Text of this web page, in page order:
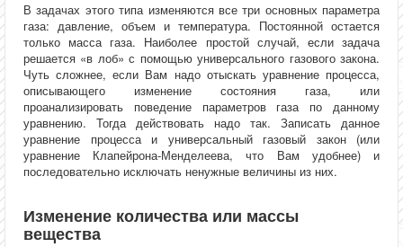
В задачах этого типа изменяются все три основных параметра
газа: давление, объем и температура. Постоянной остается
только масса газа. Наиболее простой случай, если задача
решается «в лоб» с помощью универсального газового закона.
Чуть сложнее, если Вам надо отыскать уравнение процесса,
описывающего изменение состояния газа, или
проанализировать поведение параметров газа по данному
уравнению. Тогда действовать надо так. Записать данное
уравнение процесса и универсальный газовый закон (или
уравнение Клапейрона-Менделеева, что Вам удобнее) и
последовательно исключать ненужные величины из них.
Изменение количества или массы
вещества